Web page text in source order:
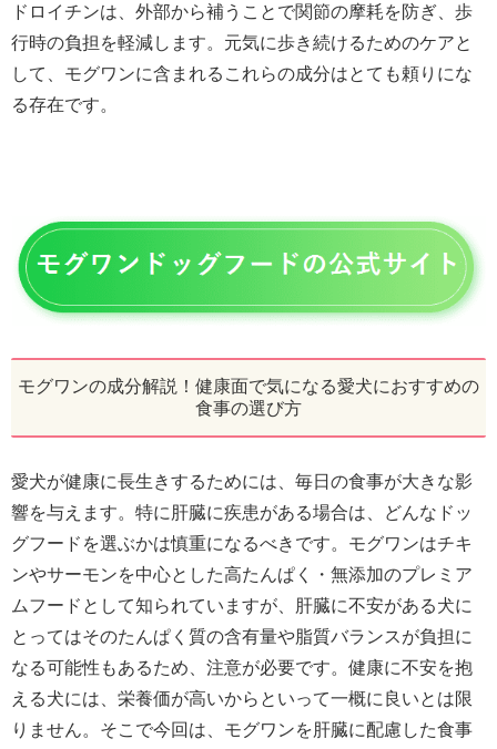
ドロイチンは、外部から補うことで関節の摩耗を防ぎ、歩
行時の負担を軽減します。元気に歩き続けるためのケアと
して、モグワンに含まれるこれらの成分はとても頼りにな
る存在です。
モグワンの成分解説！健康面で気になる愛犬におすすめの
食事の選び方
愛犬が健康に長生きするためには、毎日の食事が大きな影
響を与えます。特に肝臓に疾患がある場合は、どんなドッ
グフードを選ぶかは慎重になるべきです。モグワンはチキ
ンやサーモンを中心とした高たんぱく・無添加のプレミア
ムフードとして知られていますが、肝臓に不安がある犬に
とってはそのたんぱく質の含有量や脂質バランスが負担に
なる可能性もあるため、注意が必要です。健康に不安を抱
える犬には、栄養価が高いからといって一概に良いとは限
りません。そこで今回は、モグワンを肝臓に配慮した食事